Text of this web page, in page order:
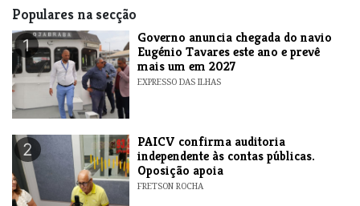
Populares na secção
1
Governo anuncia chegada do navio
Eugénio Tavares este ano e prevê
mais um em 2027
EXPRESSO DAS ILHAS
2
​PAICV confirma auditoria
independente às contas públicas.
Oposição apoia
FRETSON ROCHA